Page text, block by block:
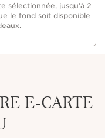
sélectionnée, jusqu’à 2
le fond soit disponible
E-CARTE